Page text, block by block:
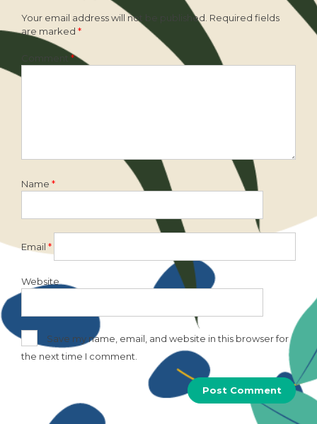
Your email address will not be published. Required fields
are marked *
*
Name *
Email *
Website
Save my name, email, and website in this browser for
the next time I comment.